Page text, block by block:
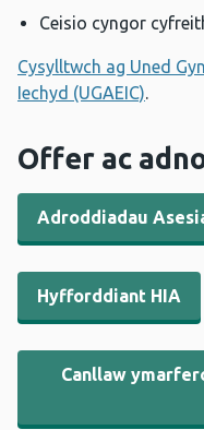
Ceisio cyngor
Cysylltwch ag Uned
Iechyd (UGAEIC).
Offer ac
Adroddiadau
Hyfforddiant HIA
Canllaw